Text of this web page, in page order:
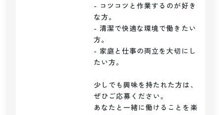
- コツコツと作業するのが好き
な方。
- 清潔で快適な環境で働きたい
方。
- 家庭と仕事の両立を大切にし
たい方。
少しでも興味を持たれた方は、
ぜひご応募ください。
あなたと一緒に働けることを楽